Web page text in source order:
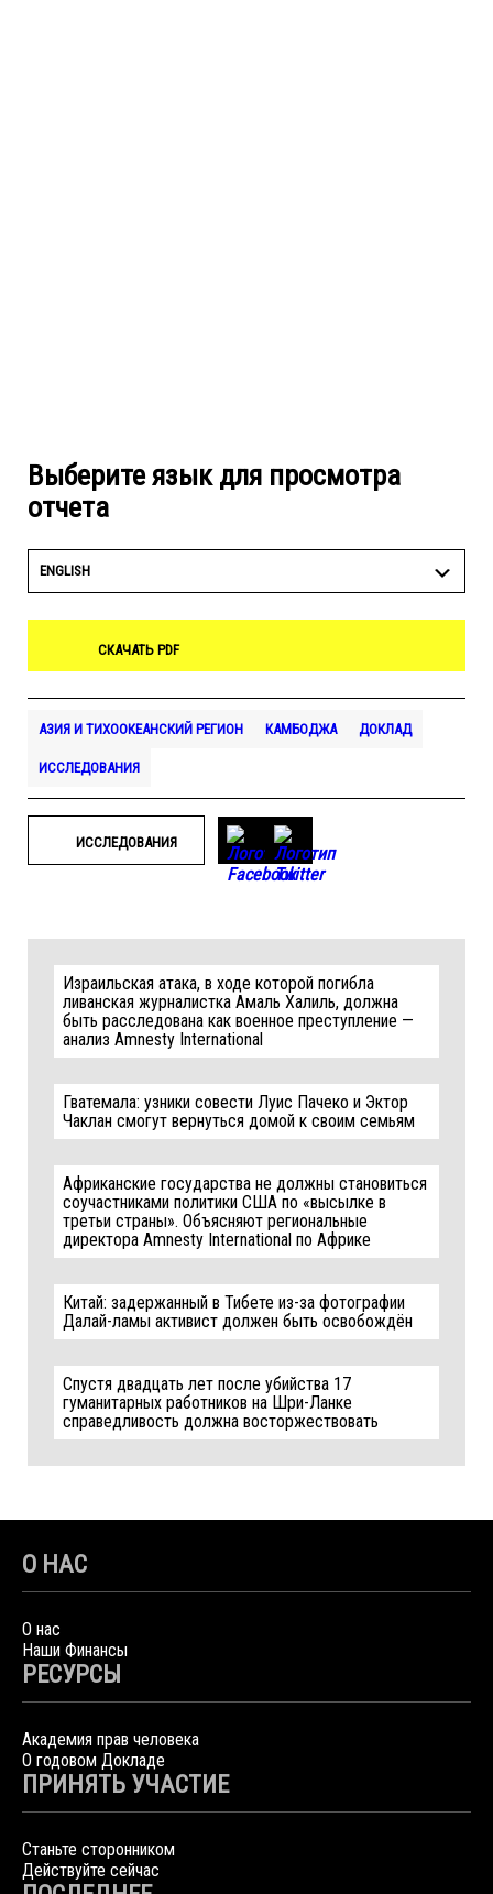
Выберите язык для просмотра
отчета
ENGLISH
СКАЧАТЬ PDF
АЗИЯ И ТИХООКЕАНСКИЙ РЕГИОН КАМБОДЖА ДОКЛАД
ИССЛЕДОВАНИЯ
ИССЛЕДОВАНИЯ
Израильская атака, в ходе которой погибла
ливанская журналистка Амаль Халиль, должна
быть расследована как военное преступление —
анализ Amnesty International
Гватемала: узники совести Луис Пачеко и Эктор
Чаклан смогут вернуться домой к своим семьям
Африканские государства не должны становиться
соучастниками политики США по «высылке в
третьи страны». Объясняют региональные
директора Amnesty International по Африке
Китай: задержанный в Тибете из-за фотографии
Далай-ламы активист должен быть освобождён
Спустя двадцать лет после убийства 17
гуманитарных работников на Шри-Ланке
справедливость должна восторжествовать
О НАС
О нас
Наши Финансы
РЕСУРСЫ
Академия прав человека
О годовом Докладе
ПРИНЯТЬ УЧАСТИЕ
Станьте сторонником
Действуйте сейчас